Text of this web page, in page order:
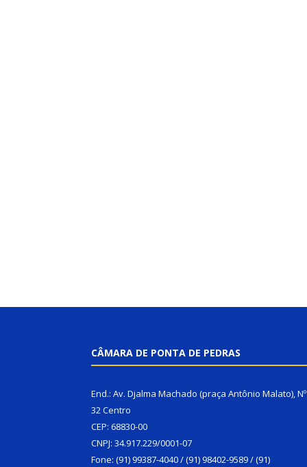
CÂMARA DE PONTA DE PEDRAS
End.: Av. Djalma Machado (praça Antônio Malato), Nº
32 Centro
CEP: 68830-00
CNPJ: 34.917.229/0001-07
Fone: (91) 99387-4040 / (91) 98402-9589 / (91)